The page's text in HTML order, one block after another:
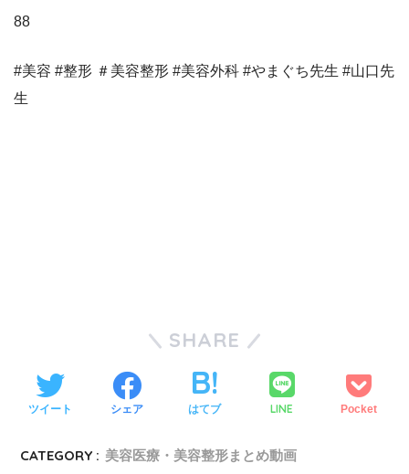
88
#美容 #整形 ＃美容整形 #美容外科 #やまぐち先生 #山口先
生
SHARE
ツイート シェア はてブ LINE Pocket
CATEGORY : 美容医療・美容整形まとめ動画